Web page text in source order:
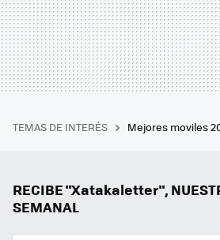
TEMAS DE INTERÉS Mejores moviles
RECIBE "Xatakaletter",
SEMANAL